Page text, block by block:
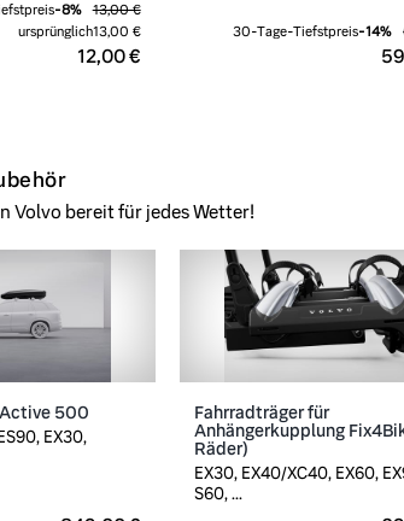
12,00 €
-8%
13,00 €
ursprünglich13,00 € 30-Tage-Tiefstpreis-14%
Volvo bereit für jedes Wetter!
500
EX30,
Fahrradträger für
Anhängerkupplung
Räder)
EX30, EX40/XC40, EX60,
S60, ...